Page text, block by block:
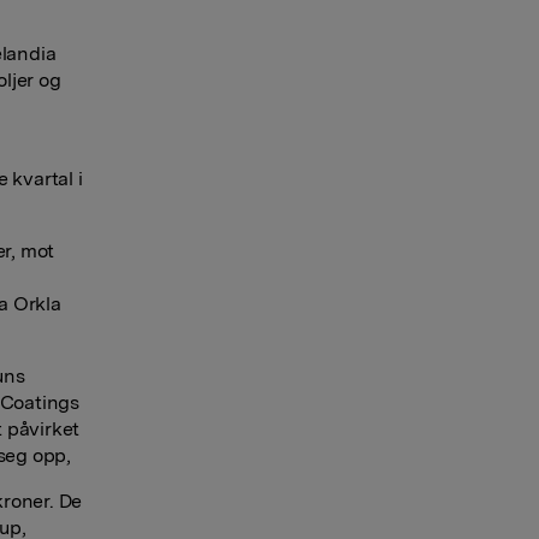
og
kvartal i
mot
Orkla
påvirket
opp,
De